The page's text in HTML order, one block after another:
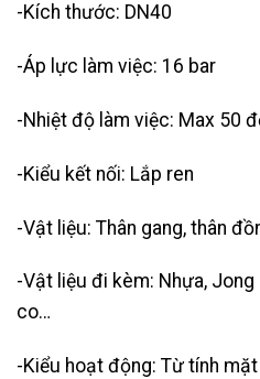
-Kích thước: DN40
-Áp lực làm việc: 16 bar
-Nhiệt độ làm việc: Max 50
-Kiểu kết nối: Lắp ren
-Vật liệu: Thân gang, thân
-Vật liệu đi kèm: Nhựa,
co…
-Kiểu hoạt động: Từ tính